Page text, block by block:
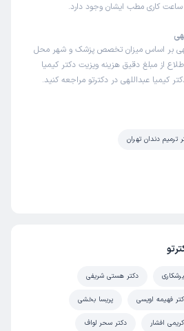
ساعت کاری مطب ایشان وجود دارد.
بر اساس میزان تخصص پزشک و شهر محل
از مبلغ دقیق هزینه ویزیت دکتر کیمیا
کیمیا عبداللهی در دکترتو مراجعه کنید.
ترمیم دندان تهران
دکتر هستی شریفی
فهیمه اویسی پریسا بخشی
افشار دکتر سحر لواف